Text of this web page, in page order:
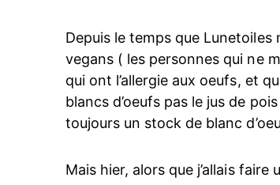
Depuis le temps que Lunetoiles
vegans ( les personnes qui ne
qui ont l’allergie aux oeufs, et
blancs d’oeufs pas le jus de
toujours un stock de blanc
Mais hier, alors que j’allais